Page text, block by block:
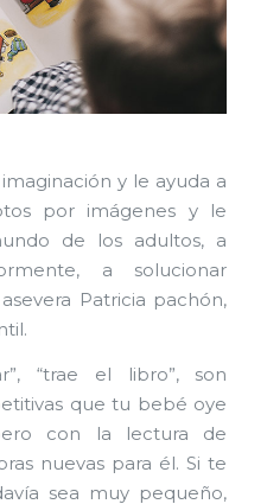
y le ayuda a
por imágenes y le
de los adultos, a
a solucionar
Patricia pachón,
“trae el libro”, son
que tu bebé oye
con la lectura de
nuevas para él. Si te
sea muy pequeño,